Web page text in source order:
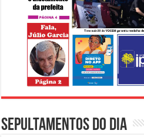
Sepultamentos do dia